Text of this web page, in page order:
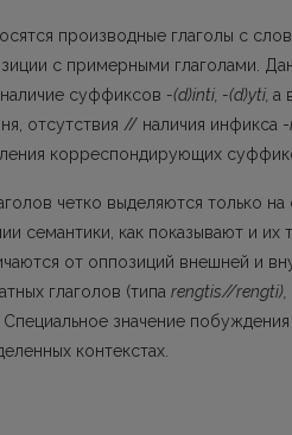
производные глаголы с
с примерными глаголами.
суффиксов -(d)inti, -(d)yti, а
отсутствия // наличия инфикса -
корреспондирующих
четко выделяются только
семантики, как показы­вают и их
от оппозиций внешней и
глаголов (типа rengtis//rengti),
значение
контекстах.